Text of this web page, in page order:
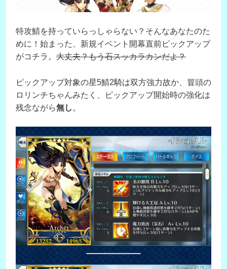
特攻鯖を持っていらっしゃらない？そんなあなたのた
めに！始まった、新規イベント開幕直前ピックアップ
がコチラ。 大丈夫？もう石スッカラカンだよ？
ピックアップ対象の星5鯖2騎は双方強力故か、冒頭の
ロリンチちゃんみたく、ピックアップ開始時の強化は
残念ながら無し 。